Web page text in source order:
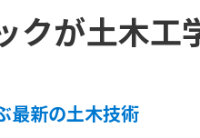
持
クが土木工
最新の土木技術